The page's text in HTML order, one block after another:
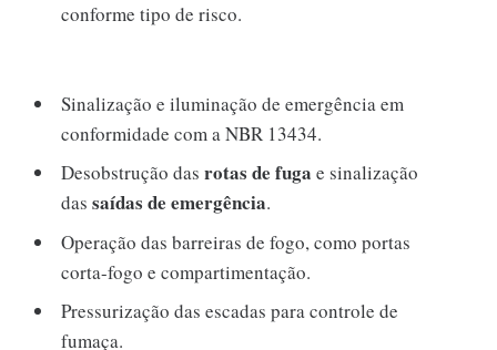
conforme tipo de risco.
Sinalização e iluminação de emergência em
conformidade com a NBR 13434.
Desobstrução dasrotas de fuga e sinalização
dassaídas de emergência.
Operação das barreiras de fogo, como portas
corta-fogo e compartimentação.
Pressurização das escadas para controle de
fumaça.